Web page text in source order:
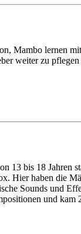
Mambo lernen
weiter zu
bis 18 Jahren
Hier haben die
Sounds und
und